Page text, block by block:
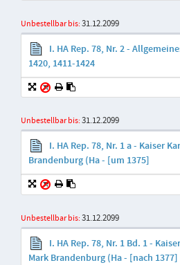
Unbestellbar bis:31.12.2099
I. HA Rep. 78, Nr. 2 -
1420, 1411-1424
Unbestellbar bis:31.12.2099
I. HA Rep. 78, Nr. 1 a - Kaiser
Brandenburg (Ha - [um 1375]
Unbestellbar bis:31.12.2099
I. HA Rep. 78, Nr. 1 Bd. 1 -
Mark Brandenburg (Ha - [nach 1377]